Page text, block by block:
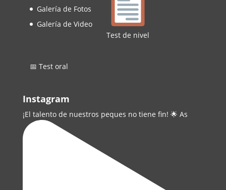
Galería de Fotos
Galería de Video
Test de nivel
📅 Test oral
Instagram
¡El talento de nuestros peques no tiene fin! 🌟 As